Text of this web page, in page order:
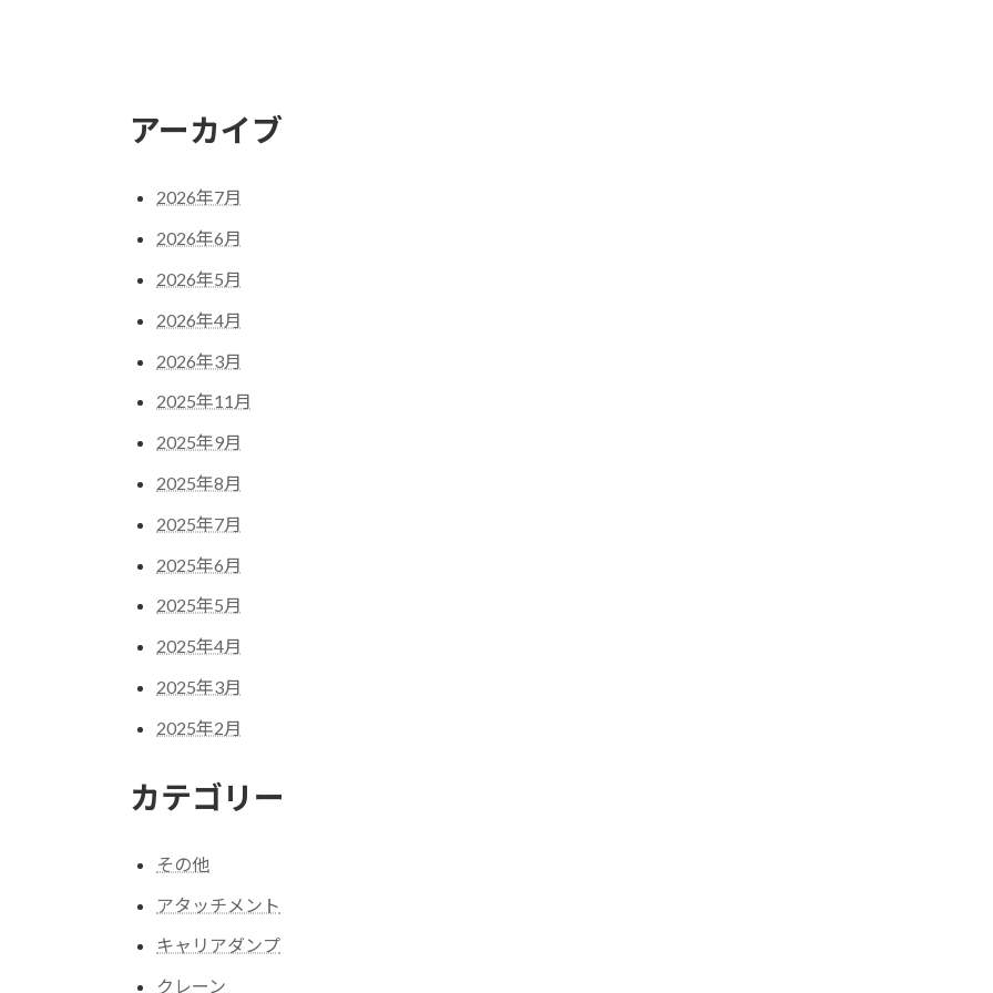
アーカイブ
2026年7月
2026年6月
2026年5月
2026年4月
2026年3月
2025年11月
2025年9月
2025年8月
2025年7月
2025年6月
2025年5月
2025年4月
2025年3月
2025年2月
カテゴリー
その他
アタッチメント
キャリアダンプ
クレーン